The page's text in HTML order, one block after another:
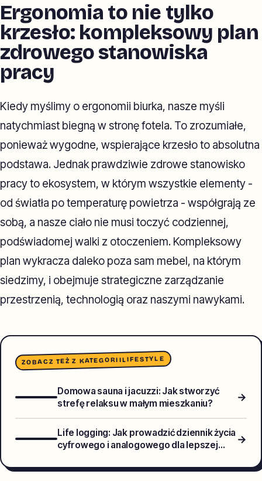
Ergonomia to nie tylko
krzesło: kompleksowy plan
zdrowego stanowiska
pracy
Kiedy myślimy o ergonomii biurka, nasze myśli
natychmiast biegną w stronę fotela. To zrozumiałe,
ponieważ wygodne, wspierające krzesło to absolutna
podstawa. Jednak prawdziwie zdrowe stanowisko
pracy to ekosystem, w którym wszystkie elementy -
od światła po temperaturę powietrza - współgrają ze
sobą, a nasze ciało nie musi toczyć codziennej,
podświadomej walki z otoczeniem. Kompleksowy
plan wykracza daleko poza sam mebel, na którym
siedzimy, i obejmuje strategiczne zarządzanie
przestrzenią, technologią oraz naszymi nawykami.
ZOBACZ TEŻ Z KATEGORIILIFESTYLE
Domowa sauna i jacuzzi: Jak stworzyć
strefę relaksu w małym mieszkaniu?
→
Life logging: Jak prowadzić dziennik życia
cyfrowego i analogowego dla lepszej
→